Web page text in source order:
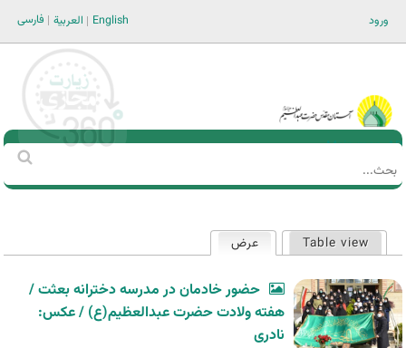
ورود فارسی العربية English
Main men-AR
استمارة
‏
الأساسية
Table view عرض
حضور خادمان در مدرسه دخترانه بعثت /
هفته ولادت حضرت عبدالعظیم(ع) / عکس:
نادری